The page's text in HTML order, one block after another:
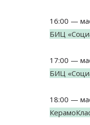
16:00 —
БИЦ
17:00 —
БИЦ
18:00 —